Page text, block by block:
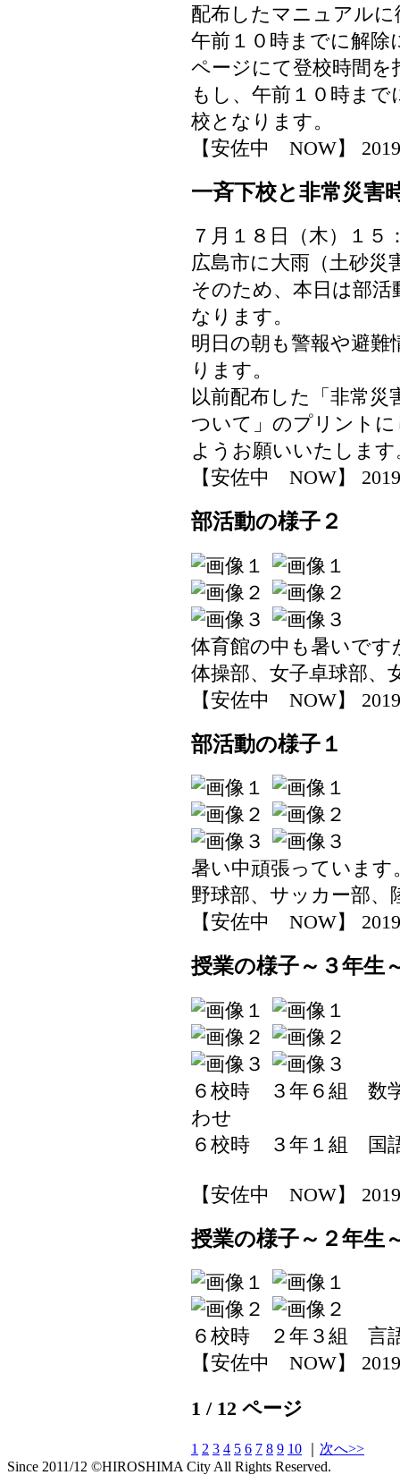
配布したマニュアル
午前１０時までに解
ページにて登校時間を
もし、午前１０時ま
校となります。
【安佐中 NOW】
一斉下校と非常災害
７月１８日（木）１５
広島市に大雨（土砂災
そのため、本日は部
なります。
明日の朝も警報や避
ります。
以前配布した「非常災
ついて」のプリント
ようお願いいたします
【安佐中 NOW】
部活動の様子２
体育館の中も暑いで
体操部、女子卓球部、
【安佐中 NOW】
部活動の様子１
暑い中頑張っています
野球部、サッカー部、
【安佐中 NOW】
授業の様子～３年生
６校時 ３年６組 数
わせ
６校時 ３年１組 国
【安佐中 NOW】
授業の様子～２年生
６校時 ２年３組 言
【安佐中 NOW】
1 / 12 ページ
1 2 3 4 5 6 7 8 9 10
次へ>>
Since 2011/12 ©HIROSHIMA City All Rights Reserved.